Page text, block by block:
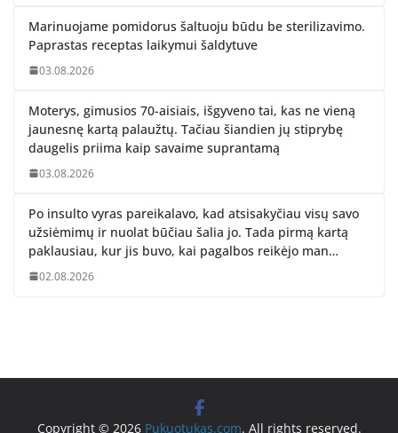
Marinuojame pomidorus šaltuoju būdu be sterilizavimo.
Paprastas receptas laikymui šaldytuve
03.08.2026
Moterys, gimusios 70-aisiais, išgyveno tai, kas ne vieną
jaunesnę kartą palaužtų. Tačiau šiandien jų stiprybę
daugelis priima kaip savaime suprantamą
03.08.2026
Po insulto vyras pareikalavo, kad atsisakyčiau visų savo
užsiėmimų ir nuolat būčiau šalia jo. Tada pirmą kartą
paklausiau, kur jis buvo, kai pagalbos reikėjo man…
02.08.2026
Copyright © 2026 Pukuotukas.com. All rights reserved.